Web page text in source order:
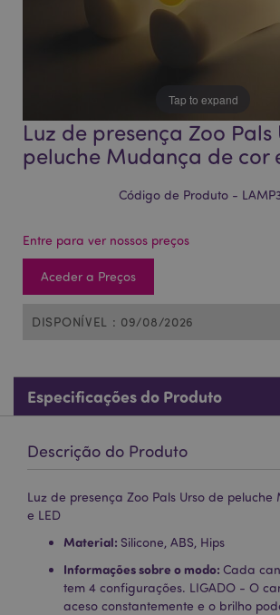
Tap to expand
Luz de presença Zoo Pals
peluche Mudança de cor
Código de Produto -
Entre para ver nossos preços
Aceder a Preços
DISPONÍVEL : 09/08/2026
Especificações do Produto
Descrição do Produto
Luz de presença Zoo Pals Urso de
e LED
Material: Silicone, ABS, Hips
Informações sobre o modo: Cada
tem 4 configurações. LIGADO - O
aceso constantemente e o brilho